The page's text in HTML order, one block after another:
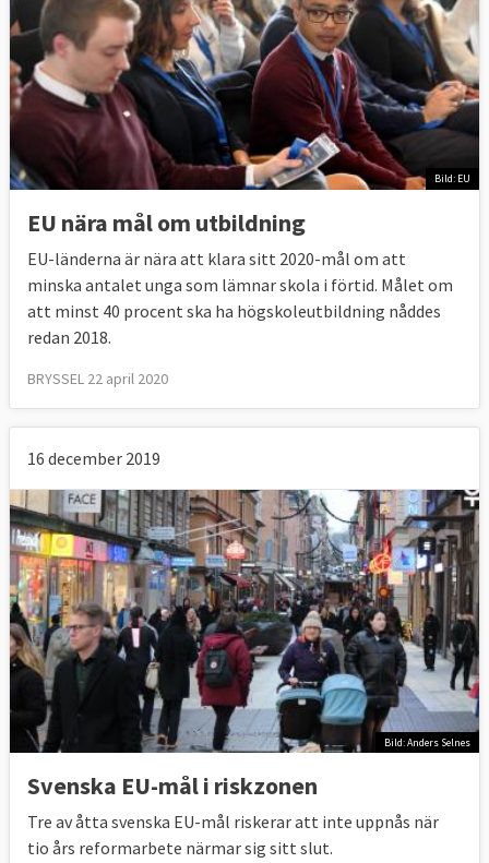
Sveriges
läge
Sveriges
EU-mål
Andel som saknar
gymnasieutbildning
2018: 9,3
procent
7 procent
Andel som har
eftergymnasial
utbildning
2018: 52
procent
45-50
procent
Källa:Eurostat, september 2019 .
5. Fattigdom och social utestängning
Antalet människor som lever eller riskerar
ska ha minskat med minst 20 miljoner
jämfört med siffrorna för 2008 då drygt 116
miljoner inom EU riskerade att leva i
fattigdom. (Detta ska inte sammanblandas
medEU:s definition av allvarlig materiell
fattigdomvilket i Sverige respektive EU
motsvarar två till sex procent av
befolkningen.)
Sveriges
läge
Sveriges
Andelen personer 20-64
år som står utanför
2018:
10,8
Under 14
Bild: EU
EU nära mål om utbildning
EU-länderna är nära att klara sitt 2020-mål om att
minska antalet unga som lämnar skola i förtid. Målet om
att minst 40 procent ska ha högskoleutbildning nåddes
redan 2018.
BRYSSEL 22 april 2020
16 december 2019
Bild: Anders Selnes
Svenska EU-mål i riskzonen
Tre av åtta svenska EU-mål riskerar att inte uppnås när
tio års reformarbete närmar sig sitt slut.